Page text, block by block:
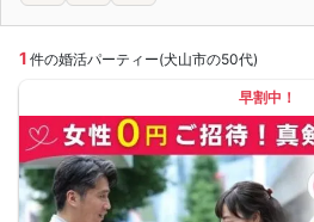
1 件の婚活パーティー(犬山市の50代)
早割中！